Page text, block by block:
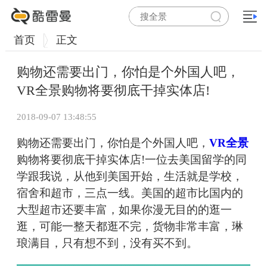
首页 正文
购物还需要出门，你怕是个外国人吧，
VR全景购物将要彻底干掉实体店!
2018-09-07 13:48:55
购物还需要出门，你怕是个外国人吧， VR全景
购物将要彻底干掉实体店!一位去美国留学的同
学跟我说，从他到美国开始，生活就是学校，
宿舍和超市，三点一线。美国的超市比国内的
大型超市还要丰富，如果你漫无目的的逛一
逛，可能一整天都逛不完，货物非常丰富，琳
琅满目，只有想不到，没有买不到。